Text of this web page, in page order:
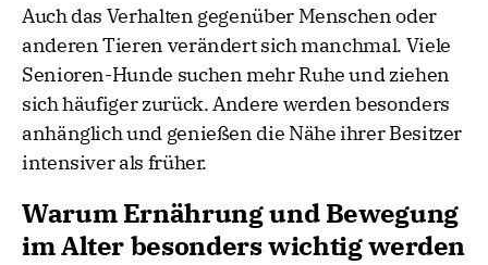
Auch das Verhalten gegenüber Menschen oder
anderen Tieren verändert sich manchmal. Viele
Senioren-Hunde suchen mehr Ruhe und ziehen
sich häufiger zurück. Andere werden besonders
anhänglich und genießen die Nähe ihrer Besitzer
intensiver als früher.
Warum Ernährung und Bewegung
im Alter besonders wichtig werden